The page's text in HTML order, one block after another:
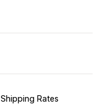
Shipping Rates